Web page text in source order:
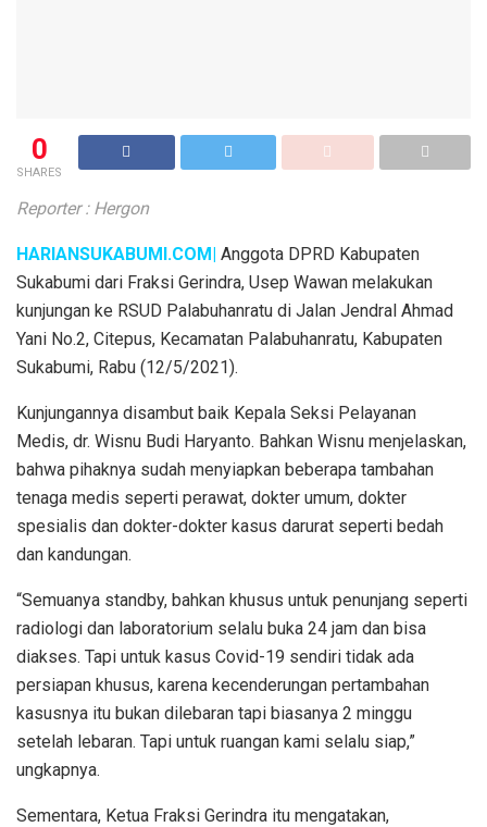
0
SHARES
Reporter : Hergon
HARIANSUKABUMI.COM| Anggota DPRD Kabupaten
Sukabumi dari Fraksi Gerindra, Usep Wawan melakukan
kunjungan ke RSUD Palabuhanratu di Jalan Jendral Ahmad
Yani No.2, Citepus, Kecamatan Palabuhanratu, Kabupaten
Sukabumi, Rabu (12/5/2021).
Kunjungannya disambut baik Kepala Seksi Pelayanan
Medis, dr. Wisnu Budi Haryanto. Bahkan Wisnu menjelaskan,
bahwa pihaknya sudah menyiapkan beberapa tambahan
tenaga medis seperti perawat, dokter umum, dokter
spesialis dan dokter-dokter kasus darurat seperti bedah
dan kandungan.
“Semuanya standby, bahkan khusus untuk penunjang seperti
radiologi dan laboratorium selalu buka 24 jam dan bisa
diakses. Tapi untuk kasus Covid-19 sendiri tidak ada
persiapan khusus, karena kecenderungan pertambahan
kasusnya itu bukan dilebaran tapi biasanya 2 minggu
setelah lebaran. Tapi untuk ruangan kami selalu siap,”
ungkapnya.
Sementara, Ketua Fraksi Gerindra itu mengatakan,